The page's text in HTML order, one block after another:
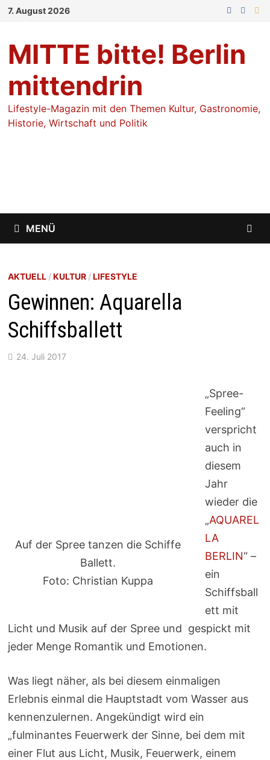
Zum
7. August 2026
MITTE bitte! Berlin
mittendrin
Lifestyle-Magazin mit den Themen Kultur, Gastronomie,
Historie, Wirtschaft und Politik
MENÜ
AKTUELL/KULTUR/LIFESTYLE
Gewinnen: Aquarella
Schiffsballett
24. Juli 2017
Auf der Spree tanzen die Schiffe
Ballett.
Foto: Christian Kuppa
„Spree-
Feeling“
verspricht
auch in
diesem
Jahr
wieder die
„AQUAREL
LA
BERLIN“ –
ein
Schiffsball
ett mit
Licht und Musik auf der Spree und gespickt mit
jeder Menge Romantik und Emotionen.
Was liegt näher, als bei diesem einmaligen
Erlebnis einmal die Hauptstadt vom Wasser aus
kennenzulernen. Angekündigt wird ein
„fulminantes Feuerwerk der Sinne, bei dem mit
einer Flut aus Licht, Musik, Feuerwerk, einem